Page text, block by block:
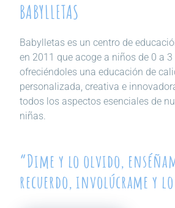
BABYLLETAS
Babylletas es un centro de
en 2011 que acoge a niños de 0 a 3
ofreciéndoles una educación de
personalizada, creativa e
todos los aspectos esenciales de
niñas.
“Dime y lo olvido,
recuerdo, involúcrame y